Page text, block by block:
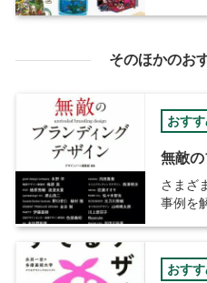
そのほかのお
おす
無敵
さまざ
事例を
おす